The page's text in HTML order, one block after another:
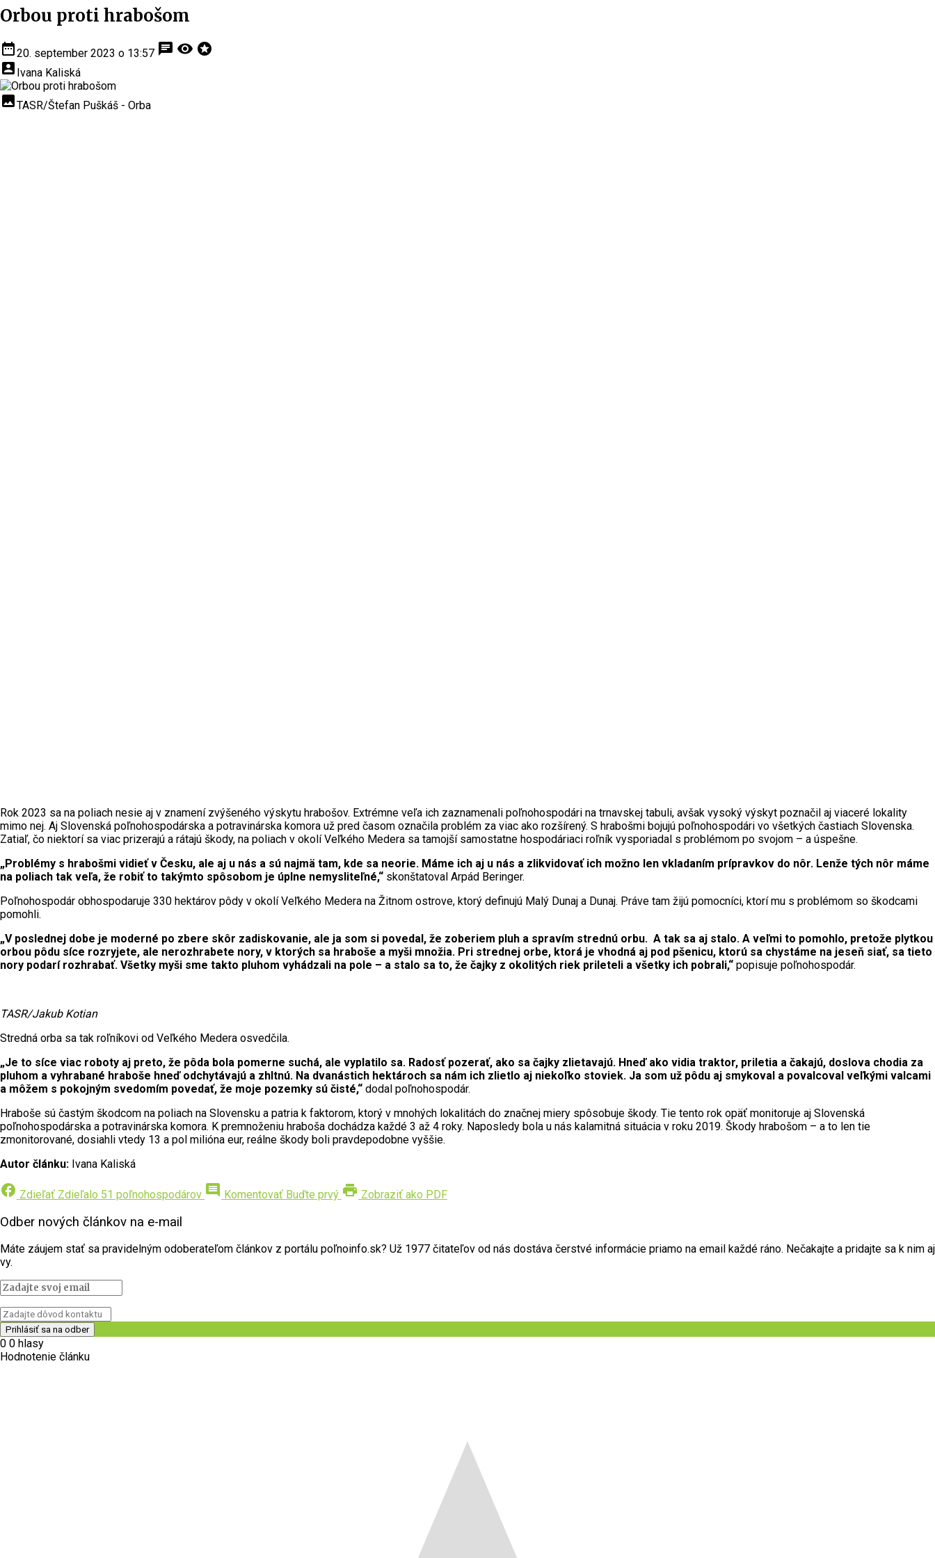
Orbou proti hrabošom
date_range20. september 2023 o 13:57 chat visibility stars
account_box Ivana Kaliská
insert_photoTASR/Štefan Puškáš - Orba
Rok 2023 sa na poliach nesie aj v znamení zvýšeného výskytu hrabošov. Extrémne veľa ich zaznamenali poľnohospodári na trnavskej tabuli, avšak vysoký výskyt poznačil aj viaceré lokality
mimo nej. Aj Slovenská poľnohospodárska a potravinárska komora už pred časom označila problém za viac ako rozšírený. S hrabošmi bojujú poľnohospodári vo všetkých častiach Slovenska.
Zatiaľ, čo niektorí sa viac prizerajú a rátajú škody, na poliach v okolí Veľkého Medera sa tamojší samostatne hospodáriaci roľník vysporiadal s problémom po svojom – a úspešne.
„Problémy s hrabošmi vidieť v Česku, ale aj u nás a sú najmä tam, kde sa neorie. Máme ich aj u nás a zlikvidovať ich možno len vkladaním prípravkov do nôr. Lenže tých nôr máme
na poliach tak veľa, že robiť to takýmto spôsobom je úplne nemysliteľné,“ skonštatoval Arpád Beringer.
Poľnohospodár obhospodaruje 330 hektárov pôdy v okolí Veľkého Medera na Žitnom ostrove, ktorý definujú Malý Dunaj a Dunaj. Práve tam žijú pomocníci, ktorí mu s problémom so škodcami
pomohli.
„V poslednej dobe je moderné po zbere skôr zadiskovanie, ale ja som si povedal, že zoberiem pluh a spravím strednú orbu. A tak sa aj stalo. A veľmi to pomohlo, pretože plytkou
orbou pôdu síce rozryjete, ale nerozhrabete nory, v ktorých sa hraboše a myši množia. Pri strednej orbe, ktorá je vhodná aj pod pšenicu, ktorú sa chystáme na jeseň siať, sa tieto
nory podarí rozhrabať. Všetky myši sme takto pluhom vyhádzali na pole – a stalo sa to, že čajky z okolitých riek prileteli a všetky ich pobrali,“ popisuje poľnohospodár.
TASR/Jakub Kotian
Stredná orba sa tak roľníkovi od Veľkého Medera osvedčila.
„Je to síce viac roboty aj preto, že pôda bola pomerne suchá, ale vyplatilo sa. Radosť pozerať, ako sa čajky zlietavajú. Hneď ako vidia traktor, priletia a čakajú, doslova chodia za
pluhom a vyhrabané hraboše hneď odchytávajú a zhltnú. Na dvanástich hektároch sa nám ich zlietlo aj niekoľko stoviek. Ja som už pôdu aj smykoval a povalcoval veľkými valcami
a môžem s pokojným svedomím povedať, že moje pozemky sú čisté,“ dodal poľnohospodár.
Hraboše sú častým škodcom na poliach na Slovensku a patria k faktorom, ktorý v mnohých lokalitách do značnej miery spôsobuje škody. Tie tento rok opäť monitoruje aj Slovenská
poľnohospodárska a potravinárska komora. K premnoženiu hraboša dochádza každé 3 až 4 roky. Naposledy bola u nás kalamitná situácia v roku 2019. Škody hrabošom – a to len tie
zmonitorované, dosiahli vtedy 13 a pol milióna eur, reálne škody boli pravdepodobne vyššie.
Autor článku: Ivana Kaliská
facebook Zdieľať Zdieľalo 51 poľnohospodárov comment Komentovať Buďte prvý print Zobraziť ako PDF
Odber nových článkov na e-mail
Máte záujem stať sa pravidelným odoberateľom článkov z portálu poľnoinfo.sk? Už 1977 čitateľov od nás dostáva čerstvé informácie priamo na email každé ráno. Nečakajte a pridajte sa k nim aj
vy.
0 0 hlasy
Hodnotenie článku